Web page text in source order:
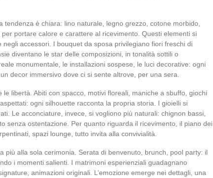
tendenza è chiara: lino naturale, legno grezzo, cotone morbido,
portare calore e carattere al ricevimento. Questi elementi si
accessori. I bouquet da sposa privilegiano fiori freschi di
diventano le star delle composizioni, in tonalità sottili o
monumentale, le installazioni sospese, le luci decorative: ogni
decor immersivo dove ci si sente altrove, per una sera.
le libertà. Abiti con spacco, motivi floreali, maniche a sbuffo, giochi
ogni silhouette racconta la propria storia. I gioielli si
Le acconciature, invece, si vogliono più naturali: chignon bassi,
senza ostentazione. Per quanto riguarda il ricevimento, il piano dei
spazi lounge, tutto invita alla convivialità.
più alla sola cerimonia. Serata di benvenuto, brunch, pool party: il
i momenti salienti. I matrimoni esperienziali guadagnano
animazioni originali. L’emozione emerge nei dettagli, una